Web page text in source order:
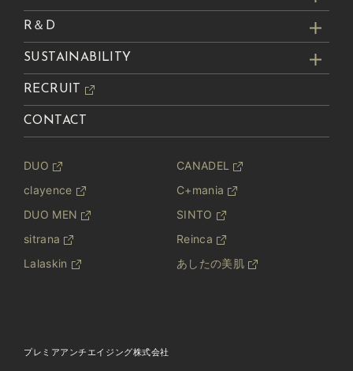
R＆D
SUSTAINABILITY
RECRUIT
CONTACT
DUO
CANADEL
clayence
C+mania
DUO MEN
SINTO
sitrana
Reinca
Lalaskin
あしたの美肌
プレミアアンチエイジング株式会社